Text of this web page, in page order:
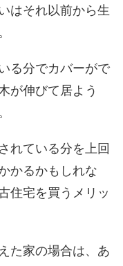
はそれ以前から生
る分でカバーがで
が伸びて居よう
れている分を上回
かるかもしれな
住宅を買うメリッ
た家の場合は、あ